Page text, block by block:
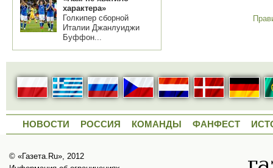
характера»
Голкипер сборной
Италии Джанлуиджи
Буффон...
НОВОСТИ РОССИЯ КОМАНДЫ ФАНФЕСТ
© «Газета.Ru», 2012